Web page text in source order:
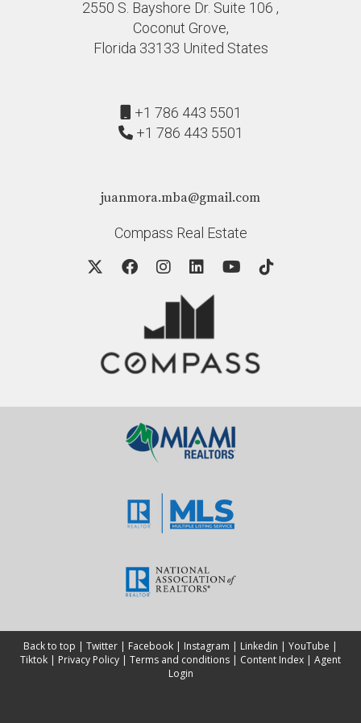
hoy mismo; ¡él está aquí para ayudarte!
2550 S. Bayshore Dr. Suite 106 ,
Coconut Grove,
Florida 33133 United States
+1 786 443 5501
+1 786 443 5501
juanmora.mba@gmail.com
Compass Real Estate
Back to top | Twitter | Facebook | Instagram | Linkedin | YouTube |
Tiktok | Privacy Policy | Terms and conditions | Content Index | Agent
Login